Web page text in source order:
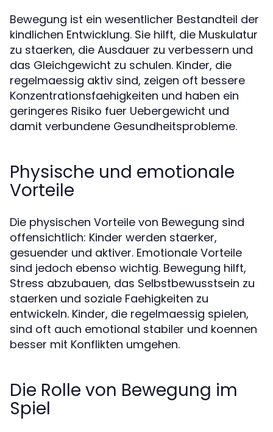
Bewegung ist ein wesentlicher Bestandteil der
kindlichen Entwicklung. Sie hilft, die Muskulatur
zu staerken, die Ausdauer zu verbessern und
das Gleichgewicht zu schulen. Kinder, die
regelmaessig aktiv sind, zeigen oft bessere
Konzentrationsfaehigkeiten und haben ein
geringeres Risiko fuer Uebergewicht und
damit verbundene Gesundheitsprobleme.
Physische und emotionale
Vorteile
Die physischen Vorteile von Bewegung sind
offensichtlich: Kinder werden staerker,
gesuender und aktiver. Emotionale Vorteile
sind jedoch ebenso wichtig. Bewegung hilft,
Stress abzubauen, das Selbstbewusstsein zu
staerken und soziale Faehigkeiten zu
entwickeln. Kinder, die regelmaessig spielen,
sind oft auch emotional stabiler und koennen
besser mit Konflikten umgehen.
Die Rolle von Bewegung im
Spiel